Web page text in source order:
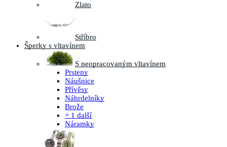
Zlato
Stříbro
Šperky s vltavínem
S neopracovaným vltavínem
Prsteny
Náušnice
Přívěsy
Náhrdelníky
Brože
+ 1 další
Náramky